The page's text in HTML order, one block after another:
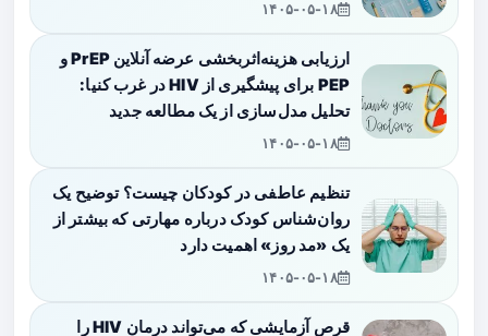
۱۴۰۵-۰۵-۱۸
ارزیابی هزینه‌اثربخشی عرضه آنلاین PrEP و
PEP برای پیشگیری از HIV در غرب کنیا:
تحلیل مدل‌سازی از یک مطالعه جدید
۱۴۰۵-۰۵-۱۸
تنظیم عاطفی در کودکان چیست؟ توضیح یک
روان‌شناس کودک درباره مهارتی که بیشتر از
یک «مد روز» اهمیت دارد
۱۴۰۵-۰۵-۱۸
قرص آزمایشی که می‌تواند درمان HIV را